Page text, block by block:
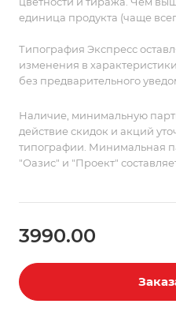
единица продукта (чаще
Типография Экспресс
изменения в
без предварительного
Наличие, минимальную
действие скидок и акций
типографии. Минимальная
"Оазис" и "Проект"
3990.00